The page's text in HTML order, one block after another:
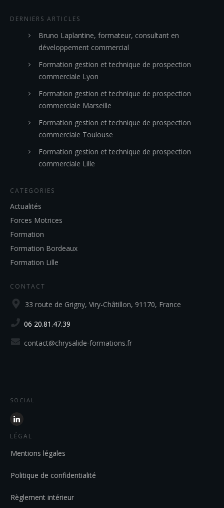
DERNIERS ARTICLES
Bruno Laplantine, formateur, consultant en
développement commercial
Formation gestion et technique de prospection
commerciale Lyon
Formation gestion et technique de prospection
commerciale Marseille
Formation gestion et technique de prospection
commerciale Toulouse
Formation gestion et technique de prospection
commerciale Lille
CATEGORIES
Actualités
Forces Motrices
Formation
Formation Bordeaux
Formation Lille
CONTACT
33 route de Grigny, Viry-Châtillon, 91170, France
06 20.81.47.39
contact@chrysalide-formations.fr
SOCIAL
LÉGAL
Mentions légales
Politique de confidentialité
Règlement intérieur